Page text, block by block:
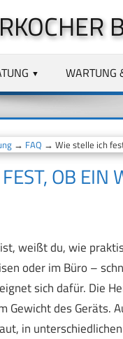
WARTUNG
→ FAQ → Wie stelle ich
OB EIN
weißt du, wie
oder im Büro –
sich dafür. Die
Gewicht des Geräts.
in